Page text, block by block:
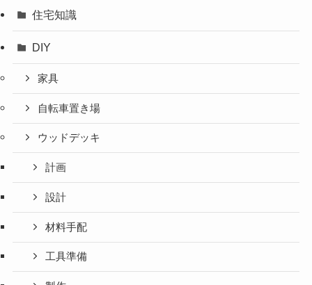
住宅知識
DIY
家具
自転車置き場
ウッドデッキ
計画
設計
材料手配
工具準備